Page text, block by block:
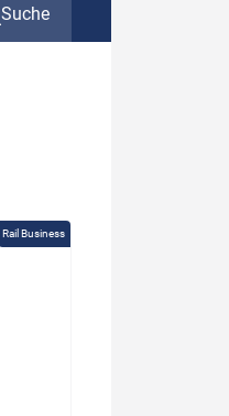
Suche
Rail Business